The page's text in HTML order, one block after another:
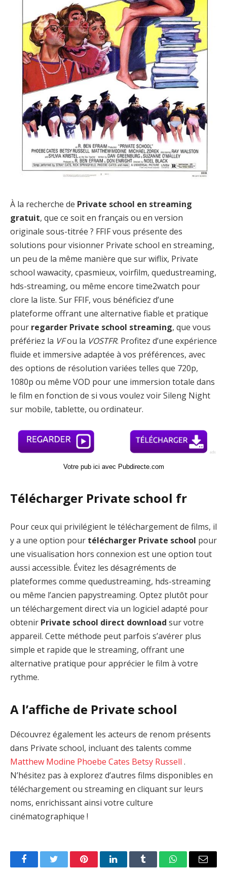
À la recherche de Private school en streaming
gratuit, que ce soit en français ou en version
originale sous-titrée ? FFIF vous présente des
solutions pour visionner Private school en streaming,
un peu de la même manière que sur wiflix, Private
school wawacity, cpasmieux, voirfilm, quedustreaming,
hds-streaming, ou même encore time2watch pour
clore la liste. Sur FFIF, vous bénéficiez d’une
plateforme offrant une alternative fiable et pratique
pour regarder Private school streaming, que vous
préfériez la VFou la VOSTFR. Profitez d’une expérience
fluide et immersive adaptée à vos préférences, avec
des options de résolution variées telles que 720p,
1080p ou même VOD pour une immersion totale dans
le film en fonction de si vous voulez voir Sileng Night
sur mobile, tablette, ou ordinateur.
Votre pub ici avec Pubdirecte.com
Télécharger Private school fr
Pour ceux qui privilégient le téléchargement de films, il
y a une option pour télécharger Private school pour
une visualisation hors connexion est une option tout
aussi accessible. Évitez les désagréments de
plateformes comme quedustreaming, hds-streaming
ou même l’ancien papystreaming. Optez plutôt pour
un téléchargement direct via un logiciel adapté pour
obtenir Private school direct download sur votre
appareil. Cette méthode peut parfois s’avérer plus
simple et rapide que le streaming, offrant une
alternative pratique pour apprécier le film à votre
rythme.
A l’affiche de Private school
Découvrez également les acteurs de renom présents
dans Private school, incluant des talents comme
Matthew Modine Phoebe Cates Betsy Russell .
N’hésitez pas à explorez d’autres films disponibles en
téléchargement ou streaming en cliquant sur leurs
noms, enrichissant ainsi votre culture
cinématographique !
FacebookTwitter PinterestLinkedInTumblr WhatsAppEmail